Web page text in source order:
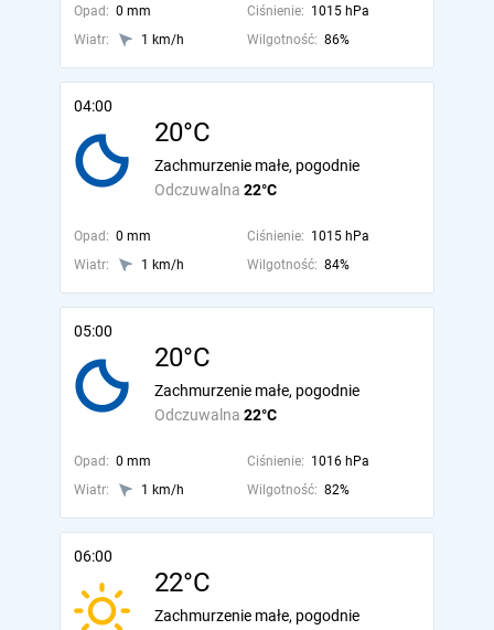
Opad: 0 mm Ciśnienie: 1015 hPa
Wiatr:
1 km/h Wilgotność: 86%
04:00
20°C
Odczuwalna 22°C
Zachmurzenie małe, pogodnie
Opad: 0 mm Ciśnienie: 1015 hPa
Wiatr:
1 km/h Wilgotność: 84%
05:00
20°C
Odczuwalna 22°C
Zachmurzenie małe, pogodnie
Opad: 0 mm Ciśnienie: 1016 hPa
Wiatr:
1 km/h Wilgotność: 82%
06:00
22°C
Zachmurzenie małe, pogodnie